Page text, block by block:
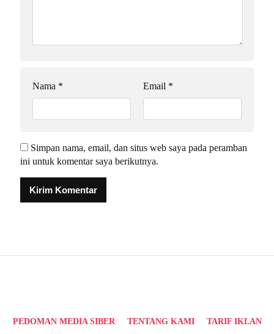
Nama * Email *
Simpan nama, email, dan situs web saya pada peramban
ini untuk komentar saya berikutnya.
PEDOMAN MEDIA SIBER TENTANG KAMI TARIF IKLAN